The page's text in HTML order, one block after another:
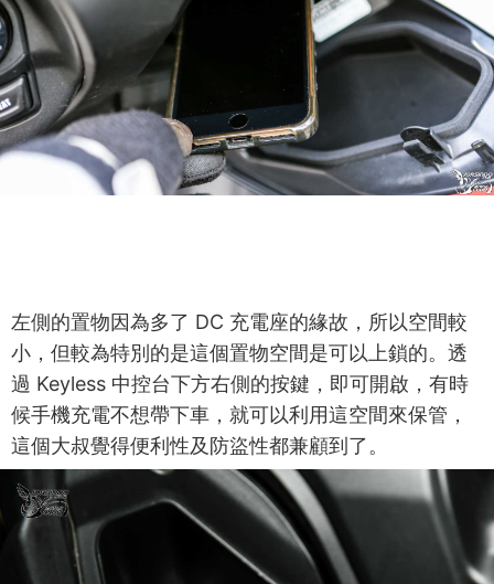
左側的置物因為多了 DC 充電座的緣故，所以空間較
小，但較為特別的是這個置物空間是可以上鎖的。透
過 Keyless 中控台下方右側的按鍵，即可開啟，有時
候手機充電不想帶下車，就可以利用這空間來保管，
這個大叔覺得便利性及防盜性都兼顧到了。